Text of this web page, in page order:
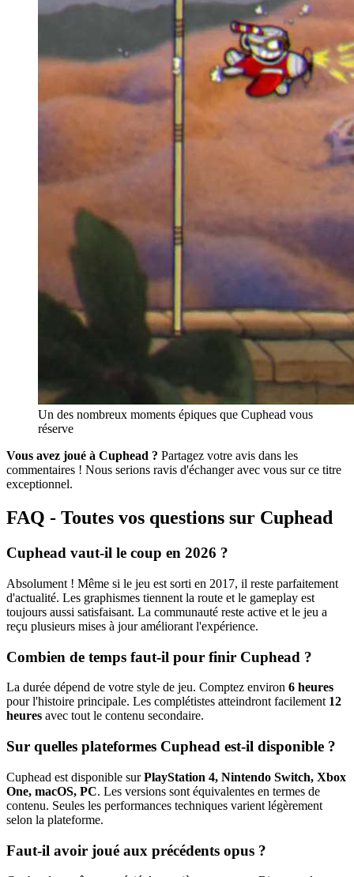
Un des nombreux moments épiques que Cuphead vous
réserve
Vous avez joué à Cuphead ? Partagez votre avis dans les
commentaires ! Nous serions ravis d'échanger avec vous sur ce titre
exceptionnel.
FAQ - Toutes vos questions sur Cuphead
Cuphead vaut-il le coup en 2026 ?
Absolument ! Même si le jeu est sorti en 2017, il reste parfaitement
d'actualité. Les graphismes tiennent la route et le gameplay est
toujours aussi satisfaisant. La communauté reste active et le jeu a
reçu plusieurs mises à jour améliorant l'expérience.
Combien de temps faut-il pour finir Cuphead ?
La durée dépend de votre style de jeu. Comptez environ 6 heures
pour l'histoire principale. Les complétistes atteindront facilement 12
heures avec tout le contenu secondaire.
Sur quelles plateformes Cuphead est-il disponible ?
Cuphead est disponible surPlayStation 4, Nintendo Switch, Xbox
One, macOS, PC. Les versions sont équivalentes en termes de
contenu. Seules les performances techniques varient légèrement
selon la plateforme.
Faut-il avoir joué aux précédents opus ?